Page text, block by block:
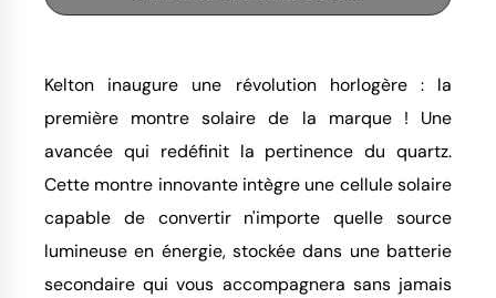
Kelton inaugure une révolution horlogère : la
première montre solaire de la marque ! Une
avancée qui redéfinit la pertinence du quartz.
Cette montre innovante intègre une cellule solaire
capable de convertir n'importe quelle source
lumineuse en énergie, stockée dans une batterie
secondaire qui vous accompagnera sans jamais